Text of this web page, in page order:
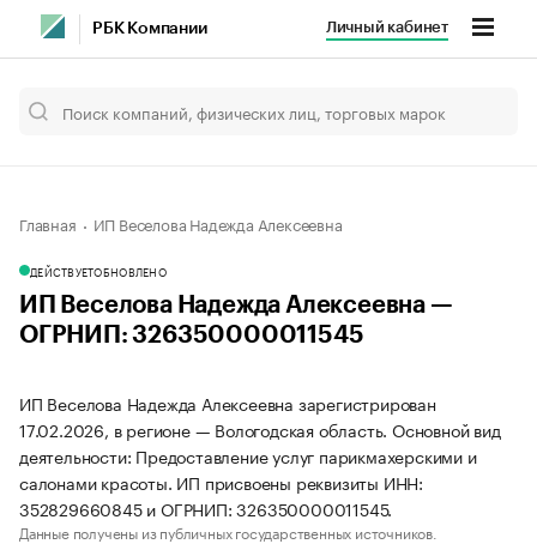
РБК Компании Личный кабинет
Главная ИП Веселова Надежда Алексеевна
ДЕЙСТВУЕТОБНОВЛЕНО
ИП Веселова Надежда Алексеевна —
ОГРНИП: 326350000011545
ИП Веселова Надежда Алексеевна зарегистрирован
17.02.2026, в регионе — Вологодская область. Основной вид
деятельности: Предоставление услуг парикмахерскими и
салонами красоты. ИП присвоены реквизиты ИНН:
352829660845 и ОГРНИП: 326350000011545.
Данные получены из публичных государственных источников.